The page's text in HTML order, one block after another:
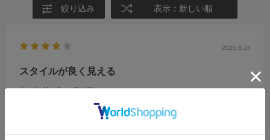
絞り込み 表示：新しい順
2025.8.28
スタイルが良く見える
サイズ：M カラー：BLACK
性別: 女性 身長:151～155cm
都道府県:福島県